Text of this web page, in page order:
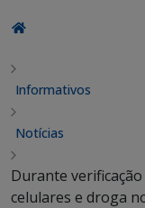
Informativos
Notícias
Durante
celulares e droga